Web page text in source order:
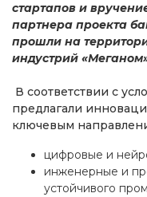
стартапов и
партнера проекта
прошли на
индустрий
В соответствии с
предлагали
ключевым
цифровые и
инженерные и
устойчивого